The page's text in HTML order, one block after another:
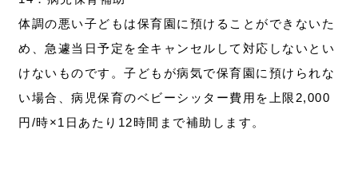
体調の悪い子どもは保育園に預けることができないた
め、急遽当日予定を全キャンセルして対応しないとい
けないものです。子どもが病気で保育園に預けられな
い場合、病児保育のベビーシッター費用を上限2,000
円/時×1日あたり12時間まで補助します。